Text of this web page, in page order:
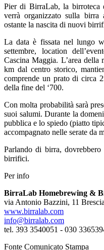
Pier di BirraLab, la birroteca
verrà organizzato sulla birra
ostante la nascita di nuovi
La data è fissata nel lungo
settembre, location
Cascina Maggia. L’area della
km dal centro storico,
comprende un prato di circa
della fine del ‘700.
Con molta probabilità sarà
suoi salumi. Durante la
pubblica e lo spiedo (piatto
accompagnato nelle serate da
Parlando di birra,
birrifici.
Per info
BirraLab Homebrewing &
via Antonio Bazzini, 11 Brescia
www.birralab.com
info@birralab.com
tel. 393 3540051 - 030
Fonte Comunicato Stampa